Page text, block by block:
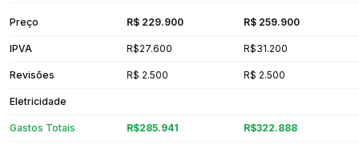
Preço R$ 229.900 R$ 259.900
IPVA R$27.600 R$31.200
Revisões R$ 2.500 R$ 2.500
Eletricidade
Gastos Totais R$285.941 R$322.888